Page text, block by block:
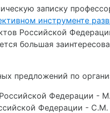
записку
инструменте
Российской
большая
предложений по
Федерации -
Федерации - С.М.